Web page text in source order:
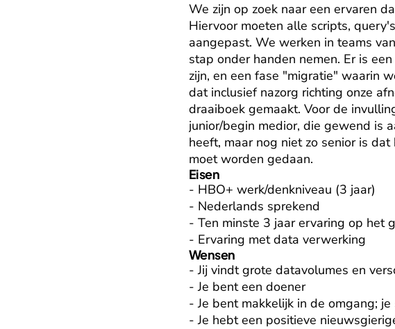
We zijn op zoek naar een ervaren
Hiervoor moeten alle scripts,
aangepast. We werken in teams
stap onder handen nemen. Er is
zijn, en een fase "migratie" waarin
dat inclusief nazorg richting onze
draaiboek gemaakt. Voor de
junior/begin medior, die gewend is
heeft, maar nog niet zo senior is
moet worden gedaan.
Eisen
- HBO+ werk/denkniveau (3 jaar)
- Nederlands sprekend
- Ten minste 3 jaar ervaring op het
- Ervaring met data verwerking
Wensen
- Jij vindt grote datavolumes en
- Je bent een doener
- Je bent makkelijk in de omgang;
- Je hebt een positieve